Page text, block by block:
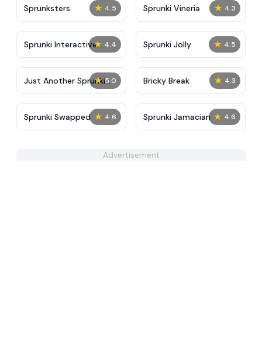
★ 4.5
Sprunksters ★ 4.3
Sprunki Vineria
★ 4.4
Sprunki Interactive
Tunner
★ 4.5
Sprunki Jolly
★ 5.0
Just Another Sprunki
Reskin
★ 4.3
Bricky Break
★ 4.6
Sprunki Swapped ★ 4.6
Sprunki Jamacian
Advertisement